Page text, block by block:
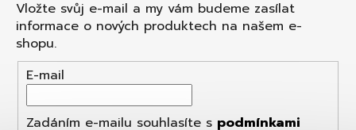
Vložte svůj e-mail a my vám budeme zasílat
informace o nových produktech na našem e-
shopu.
E-mail
Zadáním e-mailu souhlasíte s podmínkami